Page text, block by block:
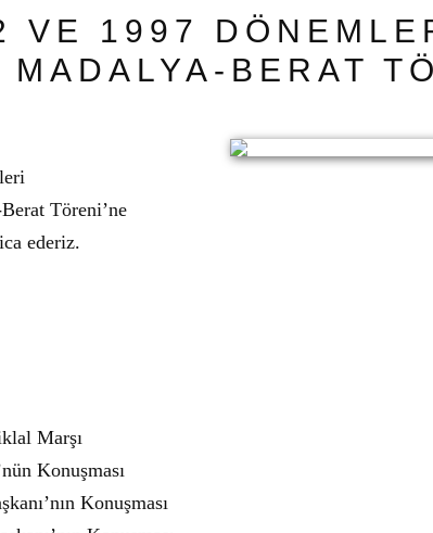
VE 1997
BERAT
Töreni’ne
ederiz.
Marşı
Konuşması
Konuşması